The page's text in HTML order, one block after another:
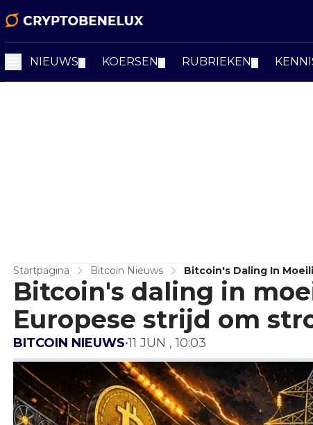
NIEUWS KOERSEN RUBRIEKEN
Startpagina Bitcoin Nieuws Bitcoin's Daling In
Bitcoin's daling in
Europese strijd om
BITCOIN NIEUWS•11 JUN , 10:03